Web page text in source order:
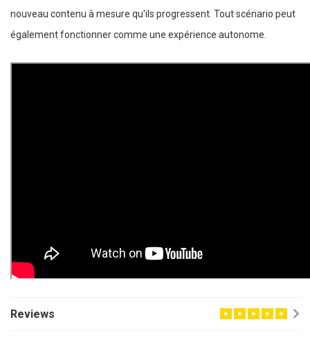
nouveau contenu à mesure qu'ils progressent. Tout scénario peut
également fonctionner comme une expérience autonome.
Reviews